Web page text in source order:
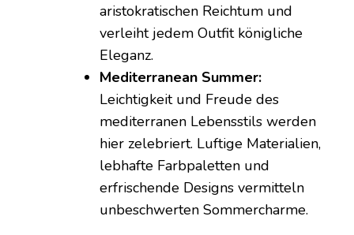
aristokratischen Reichtum und
verleiht jedem Outfit königliche
Eleganz.
Mediterranean Summer:
Leichtigkeit und Freude des
mediterranen Lebensstils werden
hier zelebriert. Luftige Materialien,
lebhafte Farbpaletten und
erfrischende Designs vermitteln
unbeschwerten Sommercharme.